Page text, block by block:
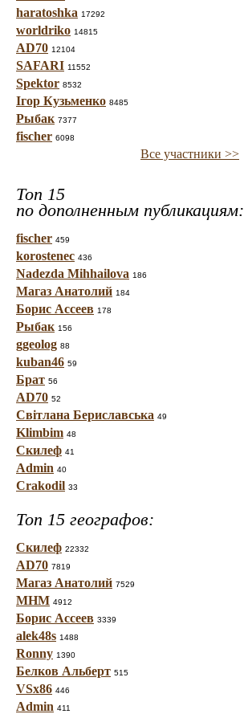
haratoshka 17292
worldriko 14815
AD70 12104
SAFARI 11552
Spektor 8532
Ігор Кузьменко 8485
Рыбак 7377
fischer 6098
Все участники >>
Топ 15
по дополненным публикациям:
fischer 459
korostenec 436
Nadezda Mihhailova 186
Магаз Анатолий 184
Борис Ассеев 178
Рыбак 156
ggeolog 88
kuban46 59
Брат 56
AD70 52
Світлана Бериславська 49
Klimbim 48
Скилеф 41
Admin 40
Crakodil 33
Топ 15 географов:
Скилеф 22332
AD70 7819
Магаз Анатолий 7529
МНМ 4912
Борис Ассеев 3339
alek48s 1488
Ronny 1390
Белков Альберт 515
VSx86 446
Admin 411